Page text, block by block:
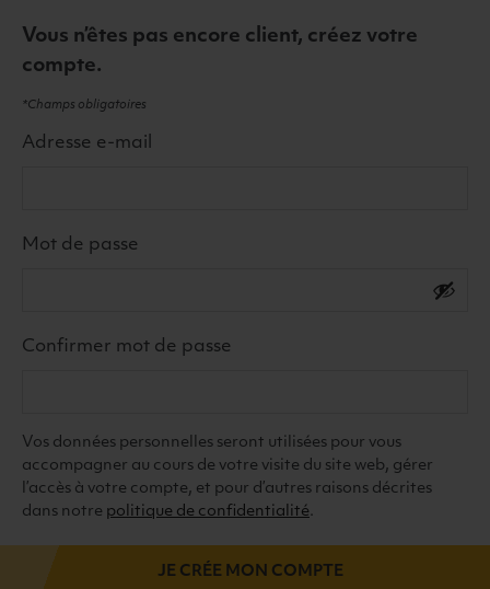
Vous n’êtes pas encore client, créez votre
compte.
*Champs obligatoires
Adresse e-mail
Mot de passe
Confirmer mot de passe
Vos données personnelles seront utilisées pour vous
accompagner au cours de votre visite du site web, gérer
l’accès à votre compte, et pour d’autres raisons décrites
dans notre politique de confidentialité.
JE CRÉE MON COMPTE